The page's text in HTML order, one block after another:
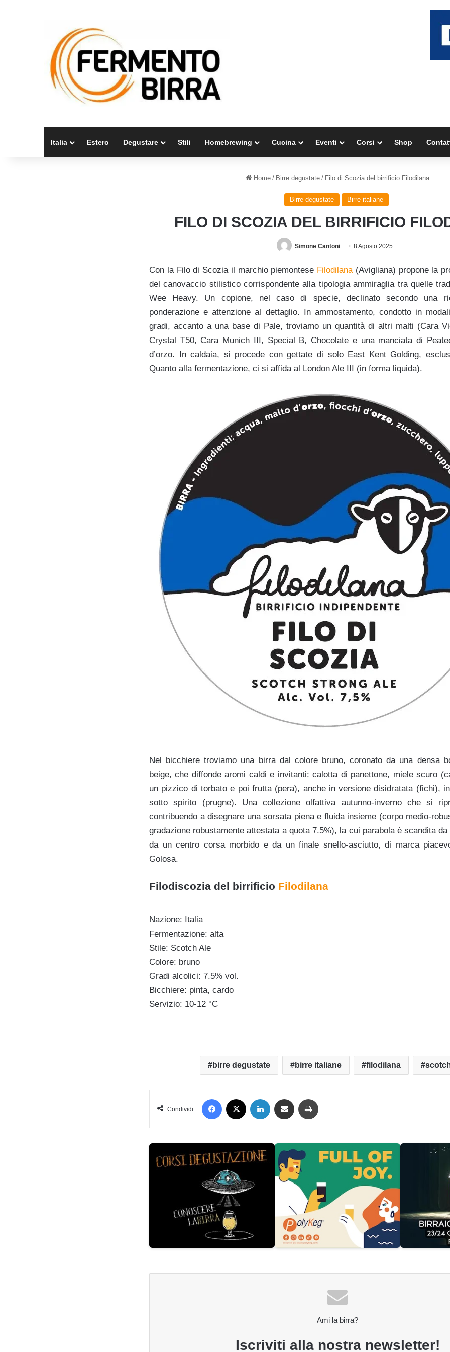
Italia Estero Degustare Stili Homebrewing Cucina Eventi Corsi Shop
Home / Birre degustate / Filo di Scozia del birrificio Filodilana
Birre degustate Birre italiane
FILO DI SCOZIA DEL BIRRIFICIO
Simone Cantoni 8 Agosto 2025
Con la Filo di Scozia il marchio piemontese Filodilana(Avigliana) propone la
del canovaccio stilistico corrispondente alla tipologia ammiraglia tra quelle
Wee Heavy. Un copione, nel caso di specie, declinato secondo una
ponderazione e attenzione al dettaglio. In ammostamento, condotto in
gradi, accanto a una base di Pale, troviamo un quantità di altri malti (Cara
Crystal T50, Cara Munich III, Special B, Chocolate e una manciata di
d’orzo. In caldaia, si procede con gettate di solo East Kent Golding,
Quanto alla fermentazione, ci si affida al London Ale III (in forma liquida).
Nel bicchiere troviamo una birra dal colore bruno, coronato da una densa
beige, che diffonde aromi caldi e invitanti: calotta di panettone, miele scuro
un pizzico di torbato e poi frutta (pera), anche in versione disidratata (fichi),
sotto spirito (prugne). Una collezione olfattiva autunno-inverno che si
contribuendo a disegnare una sorsata piena e fluida insieme (corpo medio-
gradazione robustamente attestata a quota 7.5%), la cui parabola è scandita
da un centro corsa morbido e da un finale snello-asciutto, di marca
Golosa.
Filodiscozia del birrificio Filodilana
Nazione: Italia
Fermentazione: alta
Stile: Scotch Ale
Colore: bruno
Gradi alcolici: 7.5% vol.
Bicchiere: pinta, cardo
Servizio: 10-12 °C
birre degustate birre italiane filodilana
Condividi
Facebook LinkedIn Condividi via mail
Ami la birra?
Iscriviti alla nostra newsletter!